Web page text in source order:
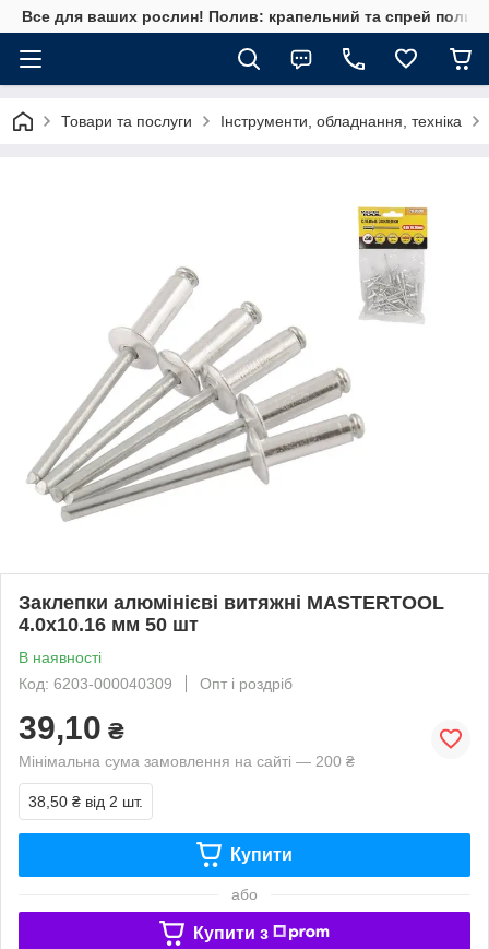
Все для ваших рослин! Полив: крапельний та спрей полив,
Товари та послуги Інструменти, обладнання, техніка
Заклепки алюмінієві витяжні MASTERTOOL
4.0х10.16 мм 50 шт
В наявності
Код: 6203-000040309
Опт і роздріб
39,10 ₴
Мінімальна сума замовлення на сайті — 200 ₴
38,50 ₴ від 2 шт.
Купити
або
Купити з